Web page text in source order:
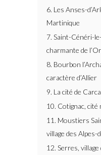
6. Les Anses-
Martinique
7. Saint-Cénéri-
charmante de
8. Bourbon
caractère d’Allier
9. La cité de
10. Cotignac, cité
11. Moustiers
village des
12. Serres,